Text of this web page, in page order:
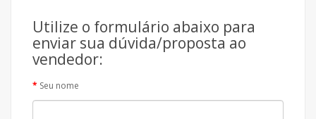
Utilize o formulário abaixo para
enviar sua dúvida/proposta ao
vendedor:
Seu nome